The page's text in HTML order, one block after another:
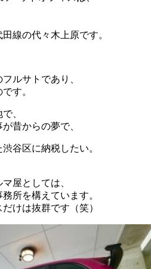
線の代々木上原です。
ルサトであり、
す。
、
昔からの夢で、
谷区に納税したい。
屋としては、
所を構えています。
けは抜群です（笑）